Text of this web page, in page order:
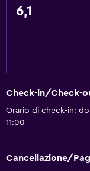
Divano-letto
Vasca
Asciugacapelli
Toilette
Bagno privato
6,1
Check-in/Check-
Orario di check-in:
11:00
Cancellazione/